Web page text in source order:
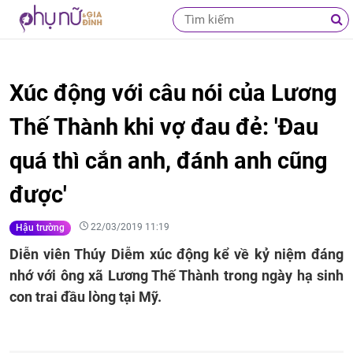
Xúc động với câu nói của Lương
Thế Thành khi vợ đau đẻ: 'Đau
quá thì cắn anh, đánh anh cũng
được'
Hậu trường 22/03/2019 11:19
Diễn viên Thúy Diễm xúc động kể về kỷ niệm đáng
nhớ với ông xã Lương Thế Thành trong ngày hạ sinh
con trai đầu lòng tại Mỹ.